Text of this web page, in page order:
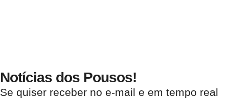
Notícias dos Pousos!
Se quiser receber no e-mail e em tempo real